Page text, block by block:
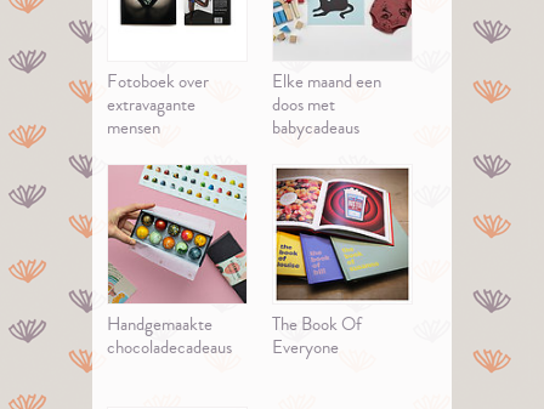
Fotoboek over
extravagante
mensen
Elke maand een
doos met
babycadeaus
Handgemaakte
chocoladecadeaus
The Book Of
Everyone